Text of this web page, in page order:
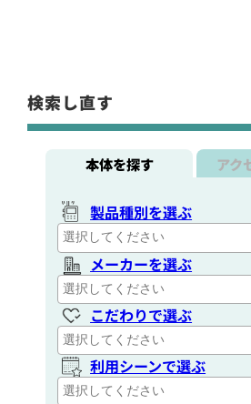
検索し直す
本体を探す アク
製品種別を選ぶ
メーカーを選ぶ
こだわりで選ぶ
利用シーンで選ぶ